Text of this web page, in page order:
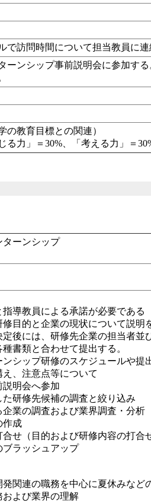
で訪問時間について担当教員に
ーンシップ事前説明会に参加す
の教育目標との関連）
じる力」＝30%、「考える力」＝
ターンシップ
導教員による承諾が必要である
修目的と企業の現状について説
後には、研修先企業の担当者
書類と合わせて提出する。
シップ研修のスケジュールや提
、注意点等について
説明会へ参加
研修先候補の調査と絞り込み
企業の調査および業界調査・分析
作成
せ（目的および研修内容の打合
ブラッシュアップ
関連の職務を中心に夏休みなど
および業界の理解